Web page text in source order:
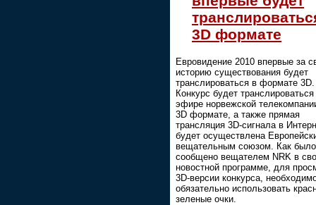
3D формате
Евровидение 2010 впервые за
историю существования будет
транслироваться в формате 3D.
Конкурс будет транслироваться
эфире норвежской
3D формате, а также прямая
трансляция 3D-сигнала в
будет осуществлена
вещательным союзом. Как было
сообщено вещателем NRK в
новостной программе, для
3D-версии конкурса,
обязательно использовать
зеленые очки.